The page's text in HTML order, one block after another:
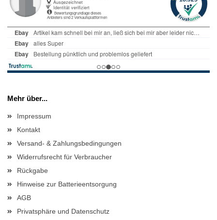
Mehr über...
Impressum
Kontakt
Versand- & Zahlungsbedingungen
Widerrufsrecht für Verbraucher
Rückgabe
Hinweise zur Batterieentsorgung
AGB
Privatsphäre und Datenschutz